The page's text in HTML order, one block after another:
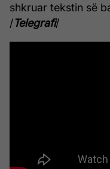
shkruar tekstin së
/Telegrafi/